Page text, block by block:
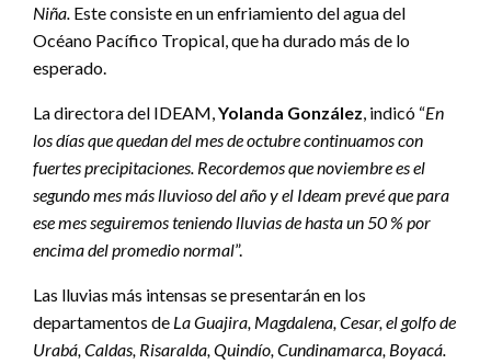
Niña. Este consiste en un enfriamiento del agua del
Océano Pacífico Tropical, que ha durado más de lo
esperado.
La directora del IDEAM,Yolanda González, indicó “En
los días que quedan del mes de octubre continuamos con
fuertes precipitaciones. Recordemos que noviembre es el
segundo mes más lluvioso del año y el Ideam prevé que para
ese mes seguiremos teniendo lluvias de hasta un 50 % por
encima del promedio normal”.
Las lluvias más intensas se presentarán en los
departamentos de La Guajira, Magdalena, Cesar, el golfo de
Urabá, Caldas, Risaralda, Quindío, Cundinamarca, Boyacá.